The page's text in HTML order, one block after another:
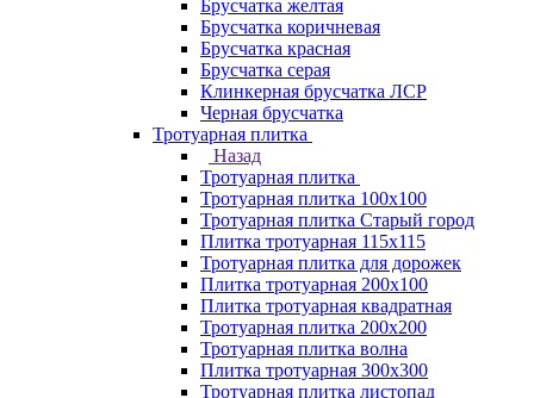
Брусчатка желтая
Брусчатка коричневая
Брусчатка красная
Брусчатка серая
Клинкерная брусчатка ЛСР
Черная брусчатка
Тротуарная плитка
Назад
Тротуарная плитка
Тротуарная плитка 100x100
Тротуарная плитка Старый город
Плитка тротуарная 115x115
Тротуарная плитка для дорожек
Плитка тротуарная 200х100
Плитка тротуарная квадратная
Тротуарная плитка 200х200
Тротуарная плитка волна
Плитка тротуарная 300х300
Тротуарная плитка листопад